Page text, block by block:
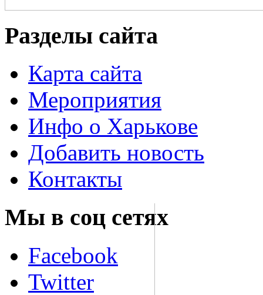
Разделы сайта
Карта сайта
Мероприятия
Инфо о Харькове
Добавить новость
Контакты
Мы в соц сетях
Facebook
Twitter